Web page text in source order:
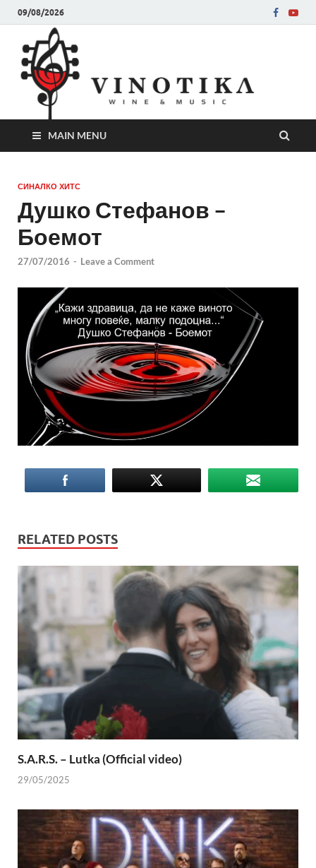
09/08/2026
MAIN MENU
СИНАЛКО ХИТС
Душко Стефанов –
Боемот
27/07/2016 - Leave a Comment
RELATED POSTS
S.A.R.S. – Lutka (Official video)
29/05/2025